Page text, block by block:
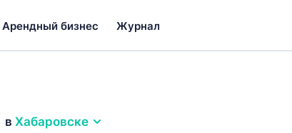
Арендный бизнес Журнал
в Хабаровске